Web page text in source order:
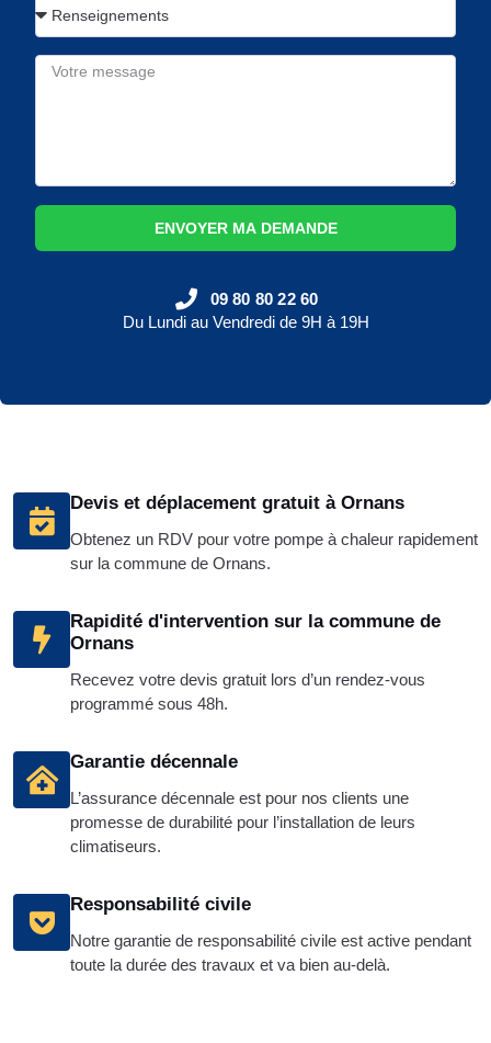
Devis et déplacement gratuit à Ornans
Obtenez un RDV pour votre pompe à chaleur rapidement
sur la commune de Ornans.
Rapidité d'intervention sur la commune de
Ornans
Recevez votre devis gratuit lors d’un rendez-vous
programmé sous 48h.
Garantie décennale
L’assurance décennale est pour nos clients une
promesse de durabilité pour l’installation de leurs
climatiseurs.
Responsabilité civile
Notre garantie de responsabilité civile est active pendant
toute la durée des travaux et va bien au-delà.
ENVOYER MA DEMANDE
09 80 80 22 60
Du Lundi au Vendredi de 9H à 19H